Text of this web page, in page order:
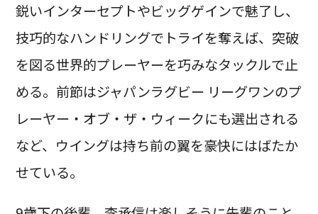
鋭いインターセプトやビッグゲインで魅了し、
技巧的なハンドリングでトライを奪えば、突破
を図る世界的プレーヤーを巧みなタックルで止
める。前節はジャパンラグビー リーグワンのプ
レーヤー・オブ・ザ・ウィークにも選出される
など、ウイングは持ち前の翼を豪快にはばたか
せている。